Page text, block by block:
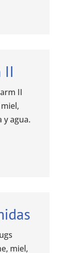
II
II
y agua.
miel,